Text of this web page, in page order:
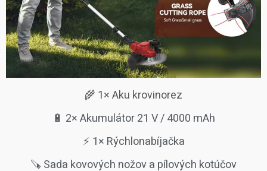
🌾 1× Aku krovinorez
🔋 2× Akumulátor 21 V / 4000 mAh
⚡ 1× Rýchlonabíjačka
🪚 Sada kovových nožov a pílových kotúčov